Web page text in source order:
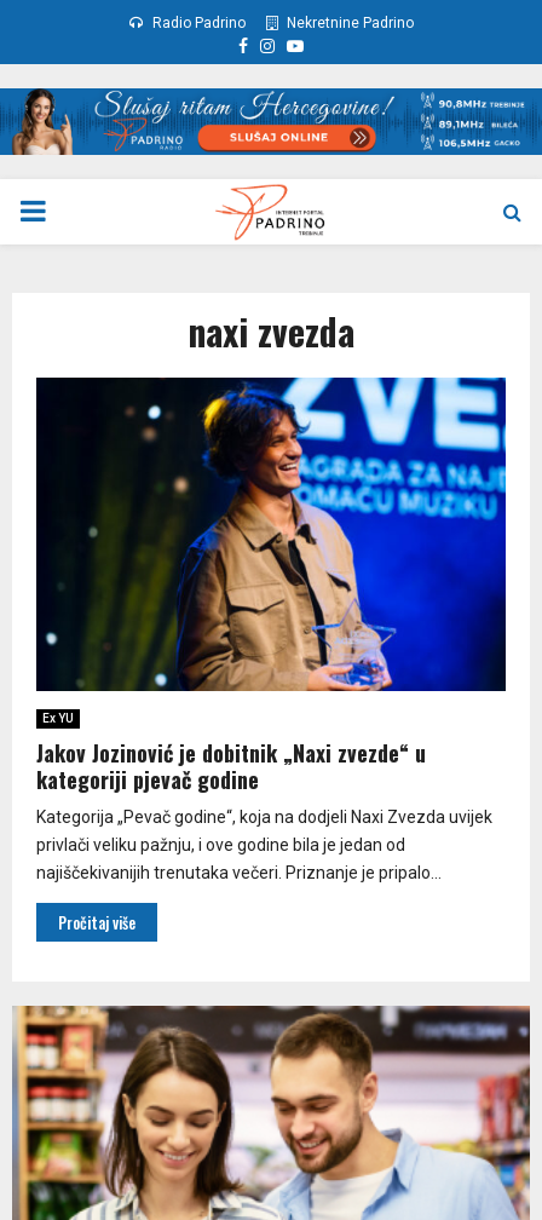
Radio Padrino Nekretnine Padrino
Facebook
Instagram
Youtube
PRIMARY
naxi zvezda
Ex YU
Jakov Jozinović je dobitnik „Naxi zvezde“ u
kategoriji pjevač godine
Kategorija „Pevač godine“, koja na dodjeli Naxi Zvezda uvijek
privlači veliku pažnju, i ove godine bila je jedan od
najiščekivanijih trenutaka večeri. Priznanje je pripalo...
Pročitaj više